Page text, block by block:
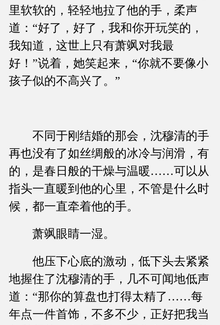
里软软的，轻轻地拉了他的手，柔声
道：“好了，好了，我和你开玩笑的，
我知道，这世上只有萧飒对我最
好！”说着，她笑起来，“你就不要像小
孩子似的不高兴了。”
不同于刚结婚的那会，沈穆清的手
再也没有了如丝绸般的冰冷与润滑，有
的，是春日般的干燥与温暖……可以从
指头一直暖到他的心里，不管是什么时
候，都一直牵着他的手。
萧飒眼睛一湿。
他压下心底的激动，低下头去紧紧
地握住了沈穆清的手，几不可闻地低声
道：“那你的算盘也打得太精了……每
年点一件首饰，不多不少，正好把我当